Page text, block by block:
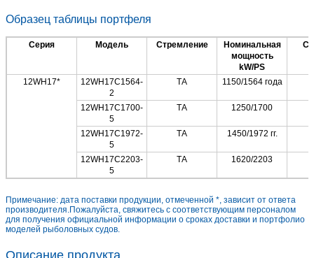
Образец таблицы портфеля
Серия Модель Стремление
Номинальная
мощность
kW/PS
12WH17*
12WH17C1564-
2
ТА 1150/1564 года
12WH17C1700-
5
ТА 1250/1700
12WH17C1972-
5
ТА 1450/1972 гг.
12WH17C2203-
5
ТА 1620/2203
Примечание: дата поставки продукции, отмеченной *, зависит от ответа
производителя.Пожалуйста, свяжитесь с соответствующим персоналом
для получения официальной информации о сроках доставки и портфолио
моделей рыболовных судов.
Описание продукта